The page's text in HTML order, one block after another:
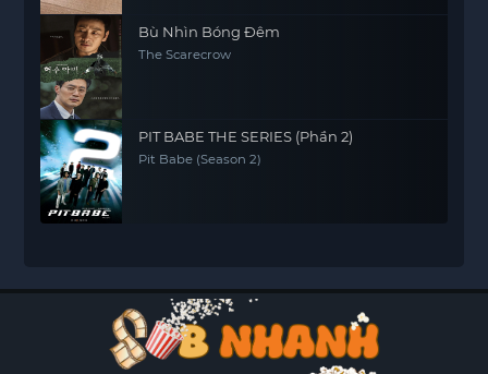
Bù Nhìn Bóng Đêm
The Scarecrow
PIT BABE THE SERIES (Phần 2)
Pit Babe (Season 2)